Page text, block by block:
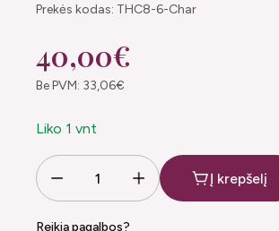
Prekės kodas: THC8-6-Char
40,00€
Be PVM: 33,06€
Liko 1 vnt
Į krepšelį
Reikia pagalbos?